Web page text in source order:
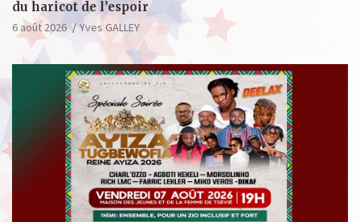
du haricot de l’espoir
6 août 2026 Yves GALLEY